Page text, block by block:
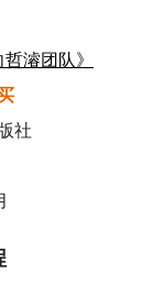
濬团队》
社